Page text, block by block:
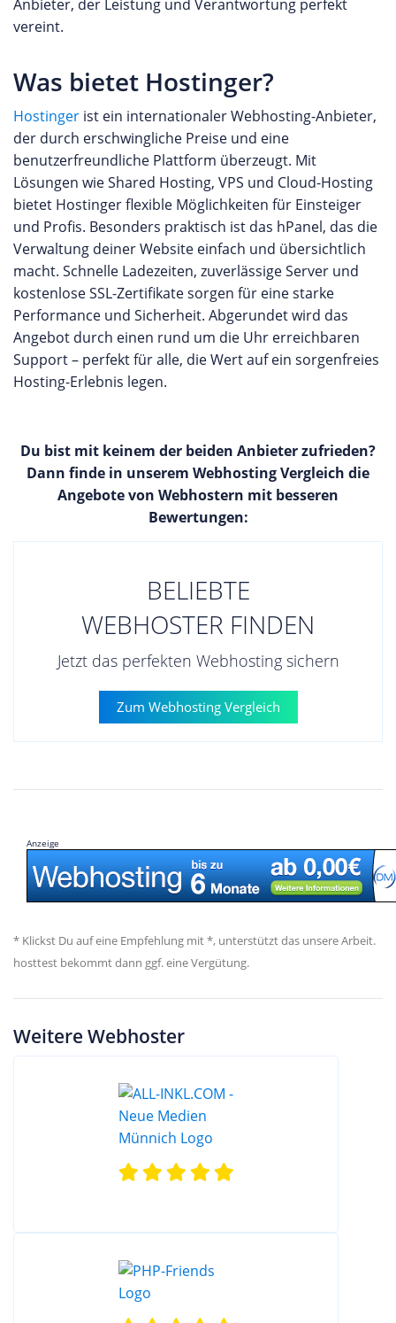
Anbieter, der Leistung und Verantwortung perfekt
vereint.
Was bietet Hostinger?
Hostinger ist ein internationaler Webhosting-Anbieter,
der durch erschwingliche Preise und eine
benutzerfreundliche Plattform überzeugt. Mit
Lösungen wie Shared Hosting, VPS und Cloud-Hosting
bietet Hostinger flexible Möglichkeiten für Einsteiger
und Profis. Besonders praktisch ist das hPanel, das die
Verwaltung deiner Website einfach und übersichtlich
macht. Schnelle Ladezeiten, zuverlässige Server und
kostenlose SSL-Zertifikate sorgen für eine starke
Performance und Sicherheit. Abgerundet wird das
Angebot durch einen rund um die Uhr erreichbaren
Support – perfekt für alle, die Wert auf ein sorgenfreies
Hosting-Erlebnis legen.
Du bist mit keinem der beiden Anbieter zufrieden?
Dann finde in unserem Webhosting Vergleich die
Angebote von Webhostern mit besseren
Bewertungen:
BELIEBTE
WEBHOSTER FINDEN
Jetzt das perfekten Webhosting sichern
Zum Webhosting Vergleich
Anzeige
* Klickst Du auf eine Empfehlung mit *, unterstützt das unsere Arbeit.
hosttest bekommt dann ggf. eine Vergütung.
Weitere Webhoster